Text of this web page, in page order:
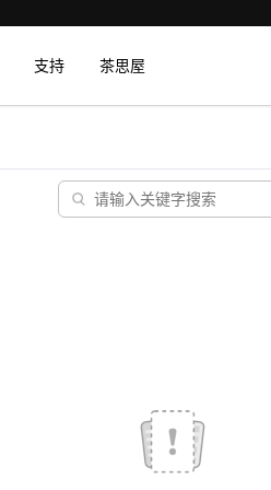
支持 茶思屋